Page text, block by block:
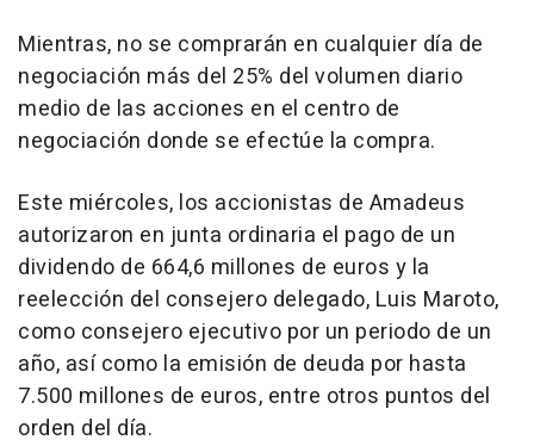
Mientras, no se comprarán en cualquier día de
negociación más del 25% del volumen diario
medio de las acciones en el centro de
negociación donde se efectúe la compra.
Este miércoles, los accionistas de Amadeus
autorizaron en junta ordinaria el pago de un
dividendo de 664,6 millones de euros y la
reelección del consejero delegado, Luis Maroto,
como consejero ejecutivo por un periodo de un
año, así como la emisión de deuda por hasta
7.500 millones de euros, entre otros puntos del
orden del día.